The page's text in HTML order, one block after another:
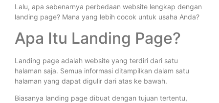
Lalu, apa sebenarnya perbedaan website lengkap dengan
landing page? Mana yang lebih cocok untuk usaha Anda?
Apa Itu Landing Page?
Landing page adalah website yang terdiri dari satu
halaman saja. Semua informasi ditampilkan dalam satu
halaman yang dapat digulir dari atas ke bawah.
Biasanya landing page dibuat dengan tujuan tertentu,